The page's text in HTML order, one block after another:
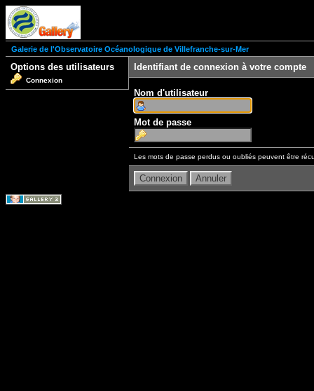
Galerie de l'Observatoire Océanologique de Villefranche-sur-Mer
Options des utilisateurs
Connexion
Identifiant de connexion à votre compte
Nom d'utilisateur
Mot de passe
Les mots de passe perdus ou oubliés peuvent être